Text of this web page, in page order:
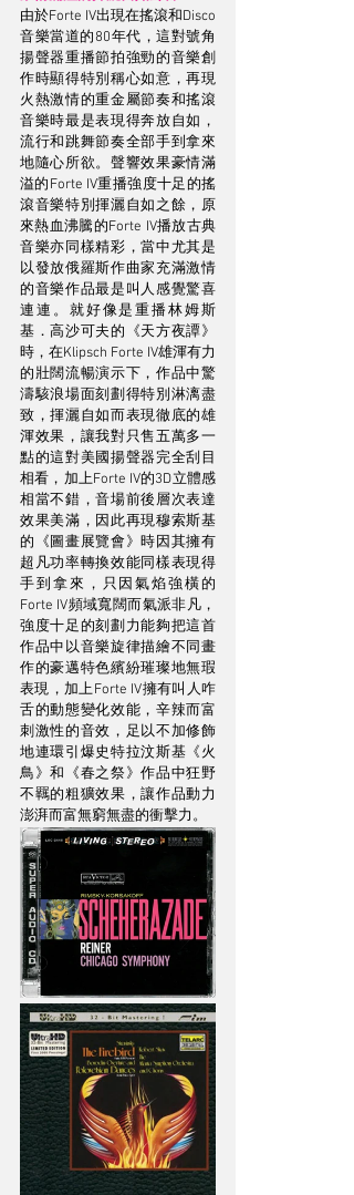
由於Forte IV出現在搖滾和Disco
音樂當道的80年代，這對號角
揚聲器重播節拍強勁的音樂創
作時顯得特別稱心如意，再現
火熱激情的重金屬節奏和搖滾
音樂時最是表現得奔放自如，
流行和跳舞節奏全部手到拿來
地隨心所欲。聲響效果豪情滿
溢的Forte IV重播強度十足的搖
滾音樂特別揮灑自如之餘，原
來熱血沸騰的Forte IV播放古典
音樂亦同樣精彩，當中尤其是
以發放俄羅斯作曲家充滿激情
的音樂作品最是叫人感覺驚喜
連連。就好像是重播林姆斯
基．高沙可夫的《天方夜譚》
時，在Klipsch Forte IV雄渾有力
的壯闊流暢演示下，作品中驚
濤駭浪場面刻劃得特別淋漓盡
致，揮灑自如而表現徹底的雄
渾效果，讓我對只售五萬多一
點的這對美國揚聲器完全刮目
相看，加上Forte IV的3D立體感
相當不錯，音場前後層次表達
效果美滿，因此再現穆索斯基
的《圖畫展覽會》時因其擁有
超凡功率轉換效能同樣表現得
手到拿來，只因氣焰強橫的
Forte IV頻域寬闊而氣派非凡，
強度十足的刻劃力能夠把這首
作品中以音樂旋律描繪不同畫
作的豪邁特色繽紛璀璨地無瑕
表現，加上Forte IV擁有叫人咋
舌的動態變化效能，辛辣而富
刺激性的音效，足以不加修飾
地連環引爆史特拉汶斯基《火
鳥》和《春之祭》作品中狂野
不羈的粗獷效果，讓作品動力
澎湃而富無窮無盡的衝擊力。